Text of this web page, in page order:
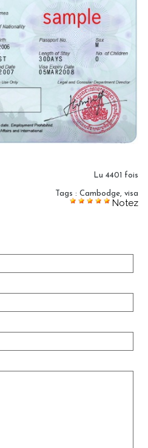
Lu 4401 fois
Tags : Cambodge, visa
Notez